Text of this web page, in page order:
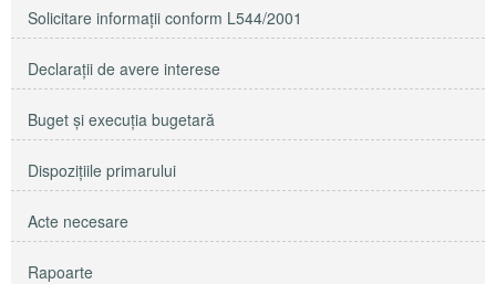
Solicitare informaţii conform L544/2001
Declaraţii de avere interese
Buget şi execuţia bugetară
Dispoziţiile primarului
Acte necesare
Rapoarte